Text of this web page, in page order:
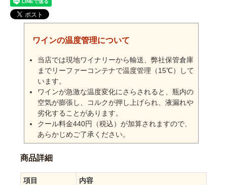
ワインの温度管理について
当店では現地ワイナリーから輸送、弊社保管倉庫
までリーファーコンテナで温度管理（15℃）して
います。
ワインが急激な温度変化にさらされると、瓶内の
空気が膨張し、コルクが押し上げられ、液漏れや
劣化することがあります。
クール料金440円（税込）が加算されますので、
あらかじめご了承ください。
商品詳細
項目
内容